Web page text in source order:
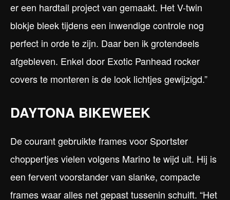
er een hardtail project van gemaakt. Het V-twin
blokje bleek tijdens een inwendige controle nog
perfect in orde te zijn. Daar ben ik grotendeels
afgebleven. Enkel door Exotic Panhead rocker
covers te monteren is de look lichtjes gewijzigd.”
DAYTONA BIKEWEEK
De courant gebruikte frames voor Sportster
choppertjes vielen volgens Marino te wijd uit. Hij is
een fervent voorstander van slanke, compacte
frames waar alles net gepast tussenin schuift. “Het